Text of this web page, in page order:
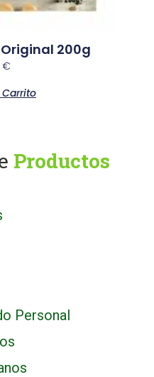
200g
€
Productos
Personal